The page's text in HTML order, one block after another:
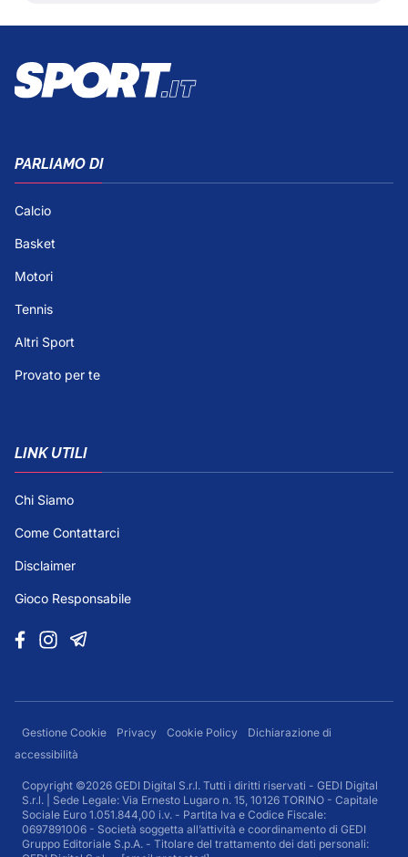
PARLIAMO DI
Calcio
Basket
Motori
Tennis
Altri Sport
Provato per te
LINK UTILI
Chi Siamo
Come Contattarci
Disclaimer
Gioco Responsabile
Gestione Cookie Privacy Cookie Policy
Dichiarazione di
accessibilità
Copyright ©2026 GEDI Digital S.r.l. Tutti i diritti riservati - GEDI Digital
S.r.l. | Sede Legale: Via Ernesto Lugaro n. 15, 10126 TORINO - Capitale
Sociale Euro 1.051.844,00 i.v. - Partita Iva e Codice Fiscale:
0697891006 - Società soggetta all’attività e coordinamento di GEDI
Gruppo Editoriale S.p.A. - Titolare del trattamento dei dati personali: